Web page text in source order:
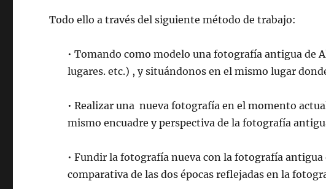
Todo ello a través del siguiente método de trabajo:
• Tomando como modelo una fotografía antigua de
lugares. etc.) , y situándonos en el mismo lugar
• Realizar una nueva fotografía en el momento
mismo encuadre y perspectiva de la fotografía
• Fundir la fotografía nueva con la fotografía
comparativa de las dos épocas reflejadas en la